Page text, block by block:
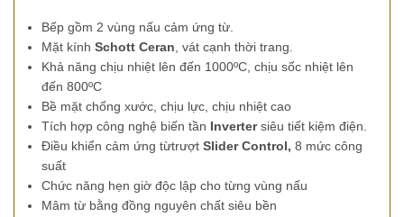
Bếp gồm 2 vùng nấu cảm ứng từ.
Mặt kính Schott Ceran, vát cạnh thời trang.
Khả năng chịu nhiệt lên đến 1000ºC, chịu sốc nhiệt lên
đến 800ºC
Bề mặt chống xước, chịu lực, chịu nhiệt cao
Tích hợp công nghệ biến tần Invertersiêu tiết kiệm điện.
Điều khiển cảm ứng từtrượt Slider Control, 8 mức công
suất
Chức năng hẹn giờ độc lập cho từng vùng nấu
Mâm từ bằng đồng nguyên chất siêu bền